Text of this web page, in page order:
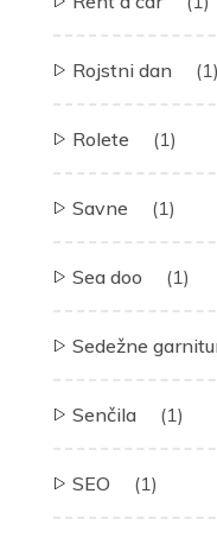
Rojstni dan (1)
Rolete (1)
Savne (1)
Sea doo (1)
Sedežne
Senčila (1)
SEO (1)